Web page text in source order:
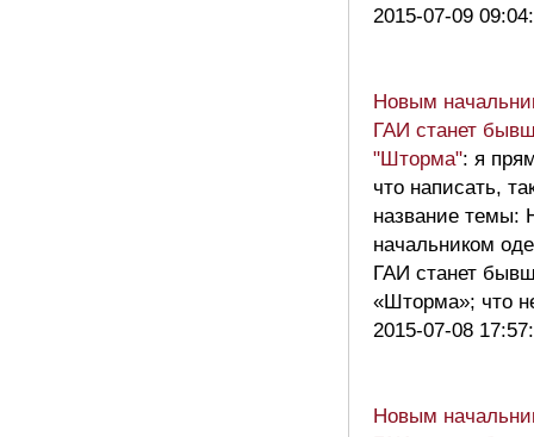
2015-07-09
Новым
ГАИ станет
"Шторма": я
что написать,
название темы:
начальником
ГАИ станет
«Шторма»; что
2015-07-08
Новым